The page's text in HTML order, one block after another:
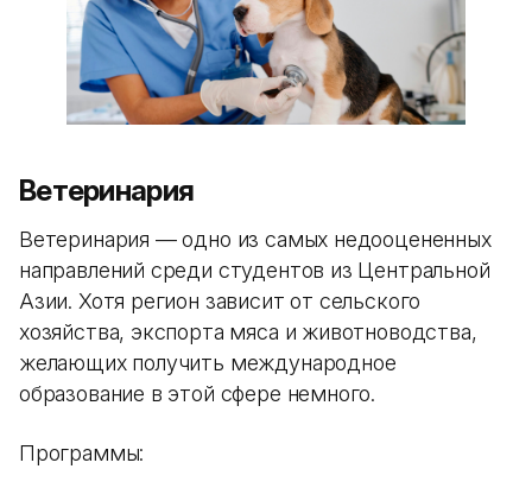
Ветеринария
Ветеринария — одно из самых недооцененных
направлений среди студентов из Центральной
Азии. Хотя регион зависит от сельского
хозяйства, экспорта мяса и животноводства,
желающих получить международное
образование в этой сфере немного.
Программы: